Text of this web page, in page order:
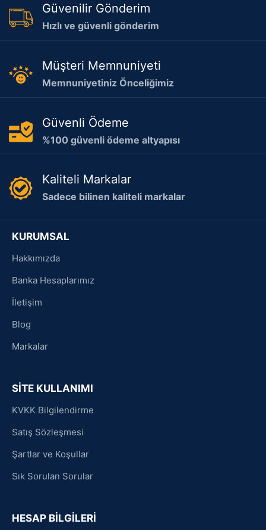
Güvenilir Gönderim
Hızlı ve güvenli gönderim
Müşteri Memnuniyeti
Memnuniyetiniz Önceliğimiz
Güvenli Ödeme
%100 güvenli ödeme altyapısı
Kaliteli Markalar
Sadece bilinen kaliteli markalar
KURUMSAL
Hakkımızda
Banka Hesaplarımız
İletişim
Blog
Markalar
SİTE KULLANIMI
KVKK Bilgilendirme
Satış Sözleşmesi
Şartlar ve Koşullar
Sık Sorulan Sorular
HESAP BİLGİLERİ